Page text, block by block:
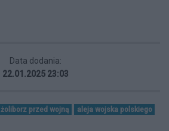
Data dodania:
22.01.2025 23:03
żoliborz przed wojną
aleja wojska polskiego